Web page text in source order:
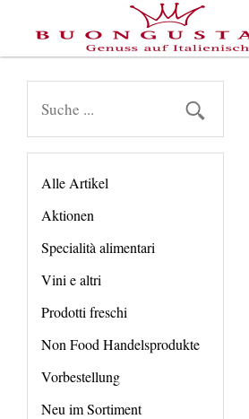
Alle Artikel
Aktionen
Specialità alimentari
Vini e altri
Prodotti freschi
Non Food Handelsprodukte
Vorbestellung
Neu im Sortiment